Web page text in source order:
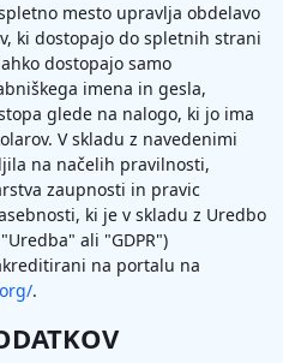
mesto upravlja obdelavo
ki dostopajo do spletnih strani
dostopajo samo
imena in gesla,
glede na nalogo, ki jo ima
V skladu z navedenimi
na načelih pravilnosti,
zaupnosti in pravic
ki je v skladu z Uredbo
ali "GDPR")
na portalu na
.